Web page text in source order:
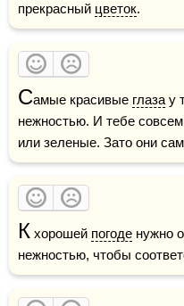
прекрасный цветок.
Самые красивые глаза у
нежностью. И тебе
или зеленые. Зато они
К хорошей погоде нужно
нежностью, чтобы